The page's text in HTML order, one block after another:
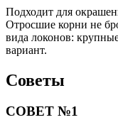
Подходит для
Отросшие корни не
вида локонов:
вариант.
Советы
СОВЕТ №1